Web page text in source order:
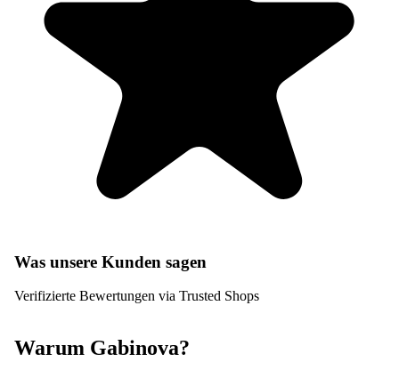
Was unsere Kunden sagen
Verifizierte Bewertungen via Trusted Shops
Warum Gabinova?